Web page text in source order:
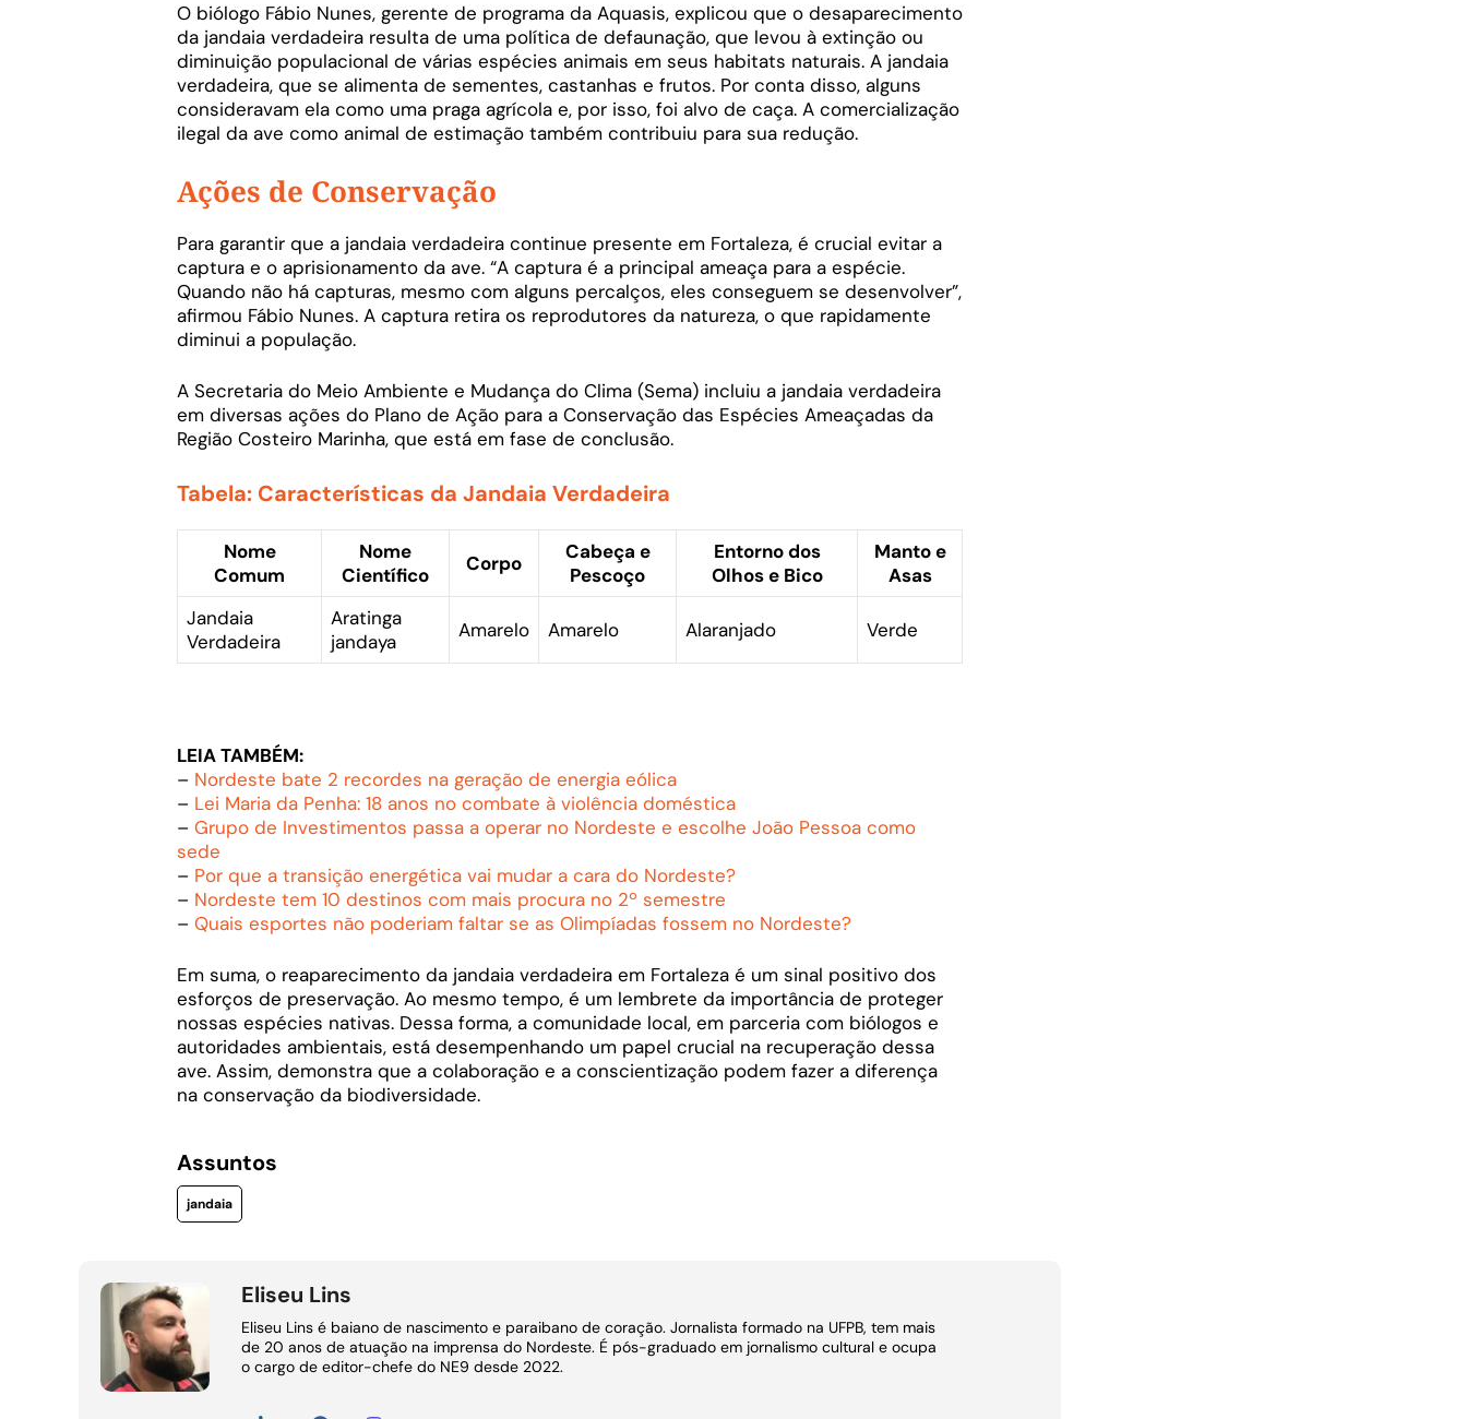
O biólogo Fábio Nunes, gerente de programa da Aquasis, explicou que o desaparecimento
da jandaia verdadeira resulta de uma política de defaunação, que levou à extinção ou
diminuição populacional de várias espécies animais em seus habitats naturais. A jandaia
verdadeira, que se alimenta de sementes, castanhas e frutos. Por conta disso, alguns
consideravam ela como uma praga agrícola e, por isso, foi alvo de caça. A comercialização
ilegal da ave como animal de estimação também contribuiu para sua redução.
Ações de Conservação
Para garantir que a jandaia verdadeira continue presente em Fortaleza, é crucial evitar a
captura e o aprisionamento da ave. “A captura é a principal ameaça para a espécie.
Quando não há capturas, mesmo com alguns percalços, eles conseguem se desenvolver”,
afirmou Fábio Nunes. A captura retira os reprodutores da natureza, o que rapidamente
diminui a população.
A Secretaria do Meio Ambiente e Mudança do Clima (Sema) incluiu a jandaia verdadeira
em diversas ações do Plano de Ação para a Conservação das Espécies Ameaçadas da
Região Costeiro Marinha, que está em fase de conclusão.
Tabela: Características da Jandaia Verdadeira
Nome
Comum
Nome
Científico
Corpo
Cabeça e
Pescoço
Entorno dos
Olhos e Bico
Manto e
Asas
Jandaia
Verdadeira
Aratinga
jandaya
Amarelo Amarelo Alaranjado Verde
LEIA TAMBÉM:
– Nordeste bate 2 recordes na geração de energia eólica
– Lei Maria da Penha: 18 anos no combate à violência doméstica
– Grupo de Investimentos passa a operar no Nordeste e escolhe João Pessoa como
sede
– Por que a transição energética vai mudar a cara do Nordeste?
– Nordeste tem 10 destinos com mais procura no 2º semestre
– Quais esportes não poderiam faltar se as Olimpíadas fossem no Nordeste?
Em suma, o reaparecimento da jandaia verdadeira em Fortaleza é um sinal positivo dos
esforços de preservação. Ao mesmo tempo, é um lembrete da importância de proteger
nossas espécies nativas. Dessa forma, a comunidade local, em parceria com biólogos e
autoridades ambientais, está desempenhando um papel crucial na recuperação dessa
ave. Assim, demonstra que a colaboração e a conscientização podem fazer a diferença
na conservação da biodiversidade.
Assuntos
jandaia
Eliseu Lins
Eliseu Lins é baiano de nascimento e paraibano de coração. Jornalista formado na UFPB, tem mais
de 20 anos de atuação na imprensa do Nordeste. É pós-graduado em jornalismo cultural e ocupa
o cargo de editor-chefe do NE9 desde 2022.